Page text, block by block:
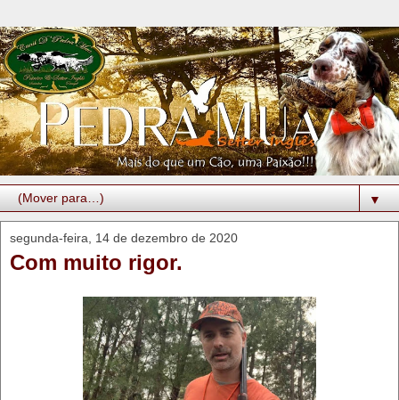
▼
segunda-feira, 14 de dezembro de 2020
Com muito rigor.